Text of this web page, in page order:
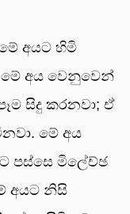
අයට හිමි
මේ අය වෙනුවෙන්
සිදු කරනවා; ඒ
මේ අය
පස්සෙ මිලේච්ඡ
අයට නිසි